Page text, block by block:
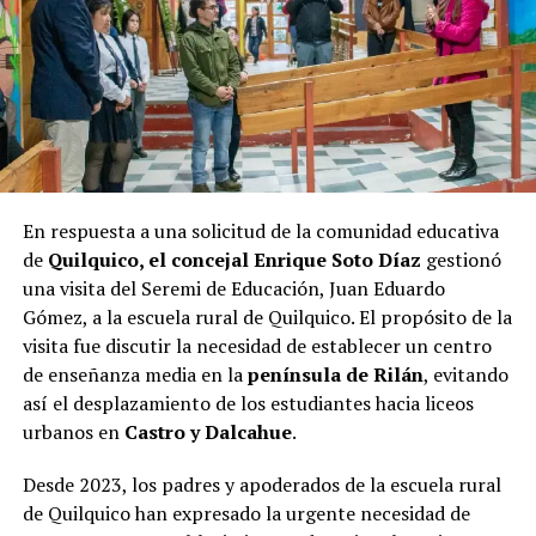
candidatos en la recta final hacia las urnas.
En respuesta a una solicitud de la comunidad educativa
de Quilquico, el concejal Enrique Soto Díaz gestionó
una visita del Seremi de Educación, Juan Eduardo
Gómez, a la escuela rural de Quilquico. El propósito de la
visita fue discutir la necesidad de establecer un centro
de enseñanza media en lapenínsula de Rilán, evitando
así el desplazamiento de los estudiantes hacia liceos
urbanos en Castro y Dalcahue.
Desde 2023, los padres y apoderados de la escuela rural
de Quilquico han expresado la urgente necesidad de